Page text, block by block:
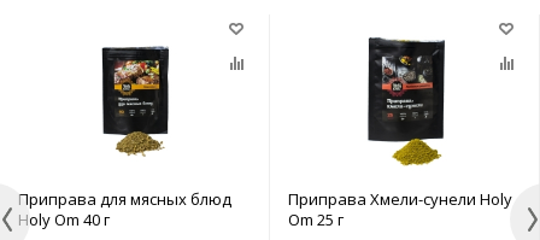
Приправа для мясных блюд
Holy Om 40 г
Приправа Хмели-сунели Holy
Om 25 г